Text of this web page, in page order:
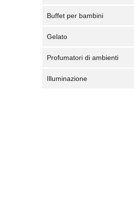
Buffet per bambini
Gelato
Profumatori di ambienti
Illuminazione